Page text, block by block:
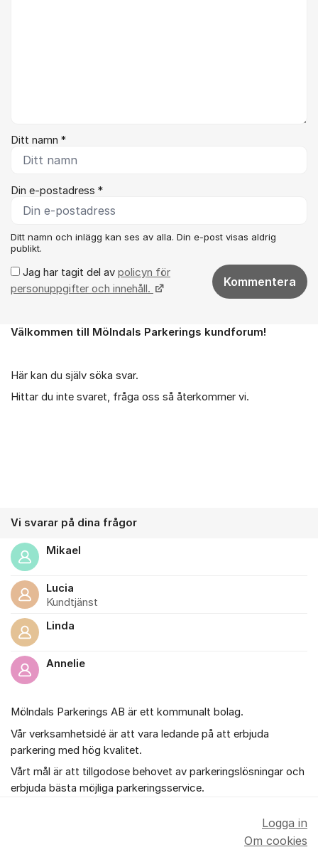
Ditt namn *
Din e-postadress *
Ditt namn och inlägg kan ses av alla. Din e-post visas aldrig
publikt.
Jag har tagit del av policyn för
personuppgifter och innehåll.
Kommentera
Om forumet
Välkommen till Mölndals Parkerings kundforum!
Här kan du själv söka svar.
Hittar du inte svaret, fråga oss så återkommer vi.
Vi svarar på dina frågor
Mikael
Lucia
Kundtjänst
Linda
Annelie
Mölndals Parkerings AB är ett kommunalt bolag.
Vår verksamhetsidé är att vara ledande på att erbjuda
parkering med hög kvalitet.
Vårt mål är att tillgodose behovet av parkeringslösningar och
erbjuda bästa möjliga parkeringsservice.
Logga in
Om cookies